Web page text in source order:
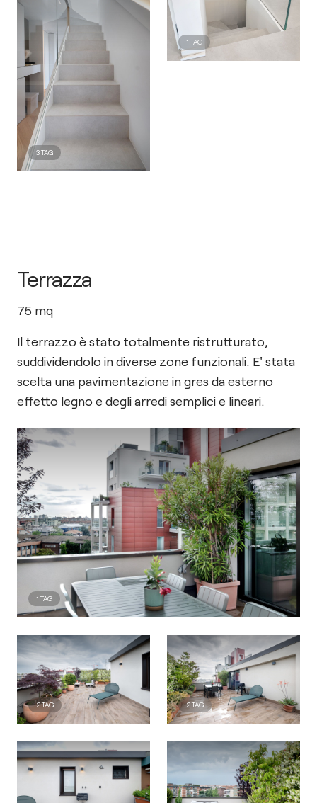
3TAG
1 TAG
1 TAG
Terrazza
75 mq
Il terrazzo è stato totalmente ristrutturato,
suddividendolo in diverse zone funzionali. E' stata
scelta una pavimentazione in gres da esterno
effetto legno e degli arredi semplici e lineari.
2TAG 2TAG